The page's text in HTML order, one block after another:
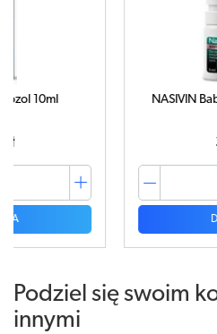
NASIVIN Baby
33,68
DO
Podziel się swoim
innymi